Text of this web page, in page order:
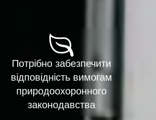
Потрібно забезпечити
відповідність вимогам
природоохоронного
законодавства